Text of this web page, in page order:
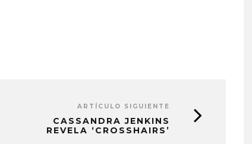
ARTÍCULO SIGUIENTE
CASSANDRA JENKINS
REVELA ‘CROSSHAIRS’